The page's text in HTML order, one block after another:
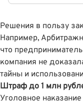
Решения в пользу
Например,
что
компания не
тайны и
Штраф до 1 млн
Уголовное